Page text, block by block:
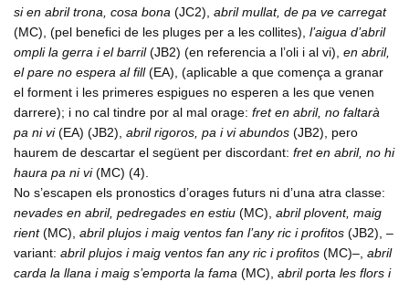
si en abril trona, cosa bona (JC2), abril mullat, de pa ve carregat
(MC), (pel benefici de les pluges per a les collites), l’aigua d’abril
ompli la gerra i el barril(JB2) (en referencia a l’oli i al vi), en abril,
el pare no espera al fill(EA), (aplicable a que comença a granar
el forment i les primeres espigues no esperen a les que venen
darrere); i no cal tindre por al mal orage: fret en abril, no faltarà
pa ni vi(EA) (JB2), abril rigoros, pa i vi abundos (JB2), pero
haurem de descartar el següent per discordant: fret en abril, no hi
haura pa ni vi(MC) (4).
No s’escapen els pronostics d’orages futurs ni d’una atra classe:
nevades en abril, pedregades en estiu (MC), abril plovent, maig
rient(MC), abril plujos i maig ventos fan l’any ric i profitos (JB2), –
variant: abril plujos i maig ventos fan any ric i profitos (MC)–, abril
carda la llana i maig s’emporta la fama (MC), abril porta les flors i